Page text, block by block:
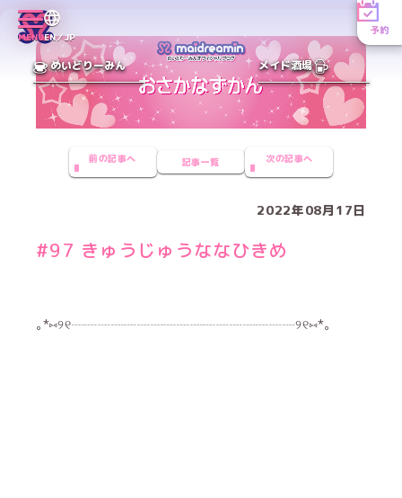
MENUEN／JP
予約
めいどりーみん メイド酒場
前の記事へ 記事一覧 次の記事へ
2022年08月17日
#97 きゅうじゅうななひきめ
｡*⑅୨୧┈┈┈┈┈┈┈┈┈┈┈┈┈┈┈┈┈୨୧⑅*｡